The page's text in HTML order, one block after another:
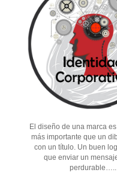
El diseño de una marca
más importante que un
con un título. Un buen
que enviar un
perdurable…..